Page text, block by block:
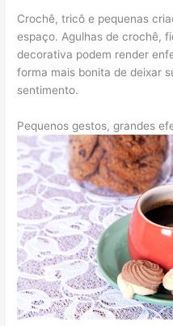
Crochê, tricô e pequenas
espaço. Agulhas de crochê,
decorativa podem render
forma mais bonita de deixar
sentimento.
Pequenos gestos, grandes